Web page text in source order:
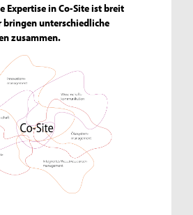
Expertise in Co-Site ist breit
unterschiedliche
zusammen.